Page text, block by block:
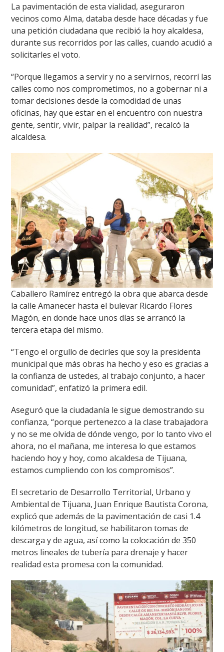
La pavimentación de esta vialidad, aseguraron
vecinos como Alma, databa desde hace décadas y fue
una petición ciudadana que recibió la hoy alcaldesa,
durante sus recorridos por las calles, cuando acudió a
solicitarles el voto.
“Porque llegamos a servir y no a servirnos, recorrí las
calles como nos comprometimos, no a gobernar ni a
tomar decisiones desde la comodidad de unas
oficinas, hay que estar en el encuentro con nuestra
gente, sentir, vivir, palpar la realidad”, recalcó la
alcaldesa.
Caballero Ramírez entregó la obra que abarca desde
la calle Amanecer hasta el bulevar Ricardo Flores
Magón, en donde hace unos días se arrancó la
tercera etapa del mismo.
“Tengo el orgullo de decirles que soy la presidenta
municipal que más obras ha hecho y eso es gracias a
la confianza de ustedes, al trabajo conjunto, a hacer
comunidad”, enfatizó la primera edil.
Aseguró que la ciudadanía le sigue demostrando su
confianza, “porque pertenezco a la clase trabajadora
y no se me olvida de dónde vengo, por lo tanto vivo el
ahora, no el mañana, me interesa lo que estamos
haciendo hoy y hoy, como alcaldesa de Tijuana,
estamos cumpliendo con los compromisos”.
El secretario de Desarrollo Territorial, Urbano y
Ambiental de Tijuana, Juan Enrique Bautista Corona,
explicó que además de la pavimentación de casi 1.4
kilómetros de longitud, se habilitaron tomas de
descarga y de agua, así como la colocación de 350
metros lineales de tubería para drenaje y hacer
realidad esta promesa con la comunidad.